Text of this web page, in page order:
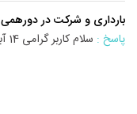
بارداری و شرکت در دورهمی
پاسخ : سلام کاربر گرامی 14 آبان می توانید شرکت کنید با ت...